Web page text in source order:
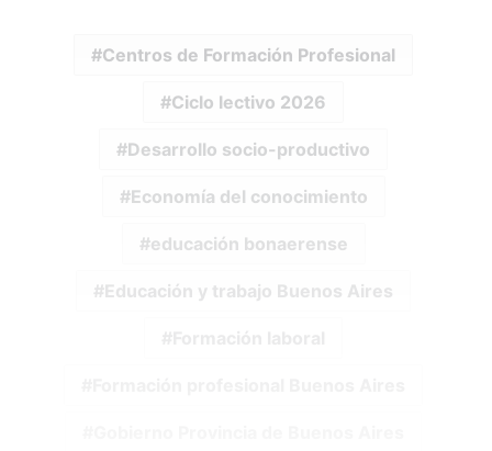
Centros de Formación Profesional
Ciclo lectivo 2026
Desarrollo socio-productivo
Economía del conocimiento
educación bonaerense
Educación y trabajo Buenos Aires